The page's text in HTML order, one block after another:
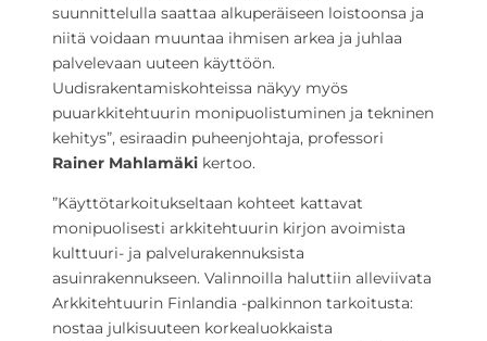
suunnittelulla saattaa alkuperäiseen loistoonsa ja
niitä voidaan muuntaa ihmisen arkea ja juhlaa
palvelevaan uuteen käyttöön.
Uudisrakentamiskohteissa näkyy myös
puuarkkitehtuurin monipuolistuminen ja tekninen
kehitys”, esiraadin puheenjohtaja, professori
Rainer Mahlamäki kertoo.
”Käyttötarkoitukseltaan kohteet kattavat
monipuolisesti arkkitehtuurin kirjon avoimista
kulttuuri- ja palvelurakennuksista
asuinrakennukseen. Valinnoilla haluttiin alleviivata
Arkkitehtuurin Finlandia -palkinnon tarkoitusta:
nostaa julkisuuteen korkealuokkaista